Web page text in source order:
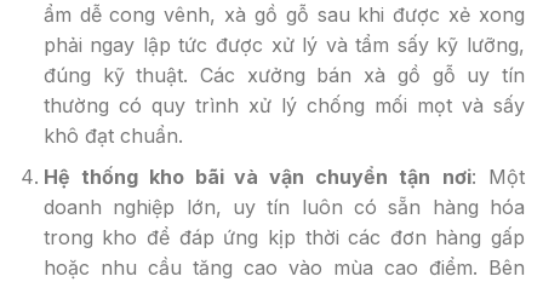
ẩm dễ cong vênh, xà gồ gỗ sau khi được xẻ xong
phải ngay lập tức được xử lý và tẩm sấy kỹ lưỡng,
đúng kỹ thuật. Các xưởng bán xà gồ gỗ uy tín
thường có quy trình xử lý chống mối mọt và sấy
khô đạt chuẩn.
Hệ thống kho bãi và vận chuyển tận nơi: Một
doanh nghiệp lớn, uy tín luôn có sẵn hàng hóa
trong kho để đáp ứng kịp thời các đơn hàng gấp
hoặc nhu cầu tăng cao vào mùa cao điểm. Bên